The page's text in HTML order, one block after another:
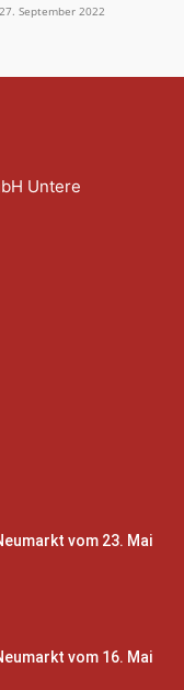
27. September 2022
Untere
vom 23. Mai
vom 16. Mai